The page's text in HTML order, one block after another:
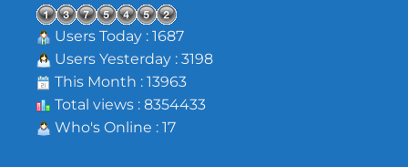
Users Today : 1687
Users Yesterday : 3198
This Month : 13963
Total views : 8354433
Who's Online : 17